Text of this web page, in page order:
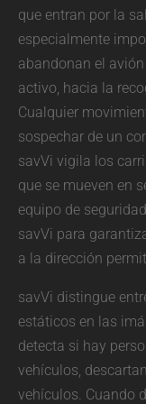
que entran por la
especialmente
abandonan el
activo, hacia la
Cualquier
sospechar de un
savVi vigila los
que se mueven en
equipo de
savVi para
a la dirección
savVi distingue
estáticos en las
detecta si hay
vehículos,
vehículos. Cuando